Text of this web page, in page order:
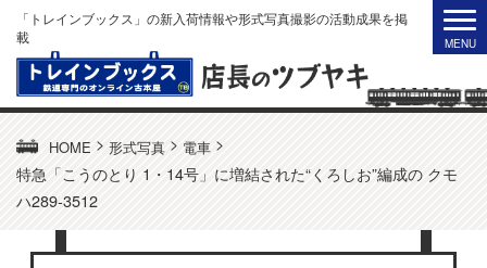
「トレインブックス」の新入荷情報や形式写真撮影の活動成果を掲
載
HOME > 形式写真 > 電車 >
特急「こうのとり 1・14号」に増結された“くろしお”編成の クモ
ハ289-3512